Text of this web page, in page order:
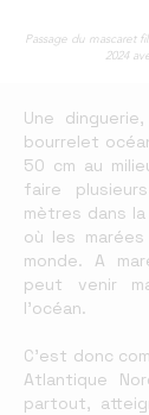
Passage du mascaret
2024
Une
bourrelet
50 cm au
faire
mètres dans la
où les
monde. A
peut venir
l’océan.
C’est donc
Atlantique
partout,